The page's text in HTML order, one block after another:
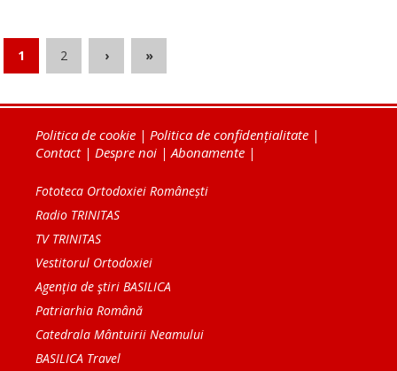
1 2 › »
Politica de cookie | Politica de confidențialitate |
Contact| Despre noi |Abonamente |
Fototeca Ortodoxiei Românești
Radio TRINITAS
TV TRINITAS
Vestitorul Ortodoxiei
Agenţia de ştiri BASILICA
Patriarhia Română
Catedrala Mântuirii Neamului
BASILICA Travel